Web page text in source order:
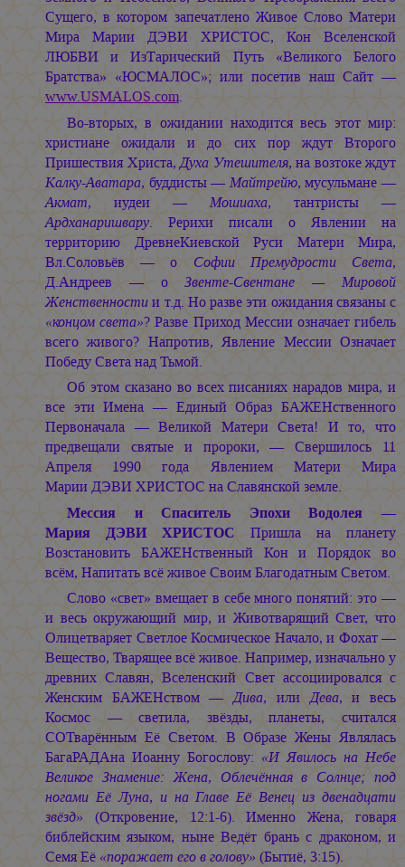
Сущего, в котором запечатлено Живое Слово Матери
Мира Марии ДЭВИ ХРИСТОС, Кон Вселенской
ЛЮБВИ и ИзТарический Путь «Великого Белого
Братства» «ЮСМАЛОС»; или посетив наш Сайт —
www.USMALOS.com.
Во-вторых, в ожидании находится весь этот мир:
христиане ожидали и до сих пор ждут Второго
Пришествия Христа,Духа Утешителя, на возтоке ждут
Калку-Аватара, буддисты — Майтрейю, мусульмане —
Акмат, иудеи —Мошиаха, тантристы —
Ардханаришвару. Рерихи писали о Явлении на
территорию ДревнеКиевской Руси Матери Мира,
Вл.Соловьёв — о Софии Премудрости Света,
Д.Андреев — оЗвенте-Свентане — Мировой
Женственностии т.д. Но разве эти ожидания связаны с
«концом света»? Разве Приход Мессии означает гибель
всего живого? Напротив, Явление Мессии Означает
Победу Света над Тьмой.
Об этом сказано во всех писаниях нарадов мира, и
все эти Имена — Единый Образ БАЖЕНственного
Первоначала — Великой Матери Света! И то, что
предвещали святые и пророки, — Свершилось 11
Апреля 1990 года Явлением Матери Мира
Марии ДЭВИ ХРИСТОС на Славянской земле.
Мессия и Спаситель Эпохи Водолея —
Мария ДЭВИ ХРИСТОС Пришла на планету
Возстановить БАЖЕНственный Кон и Порядок во
всём, Напитать всё живое Своим Благодатным Светом.
Слово «свет» вмещает в себе много понятий: это —
и весь окружающий мир, и Животварящий Свет, что
Олицетваряет Светлое Космическое Начало, и Фохат —
Вещество, Тварящее всё живое. Например, изначально у
древних Славян, Вселенский Свет ассоциировался с
Женским БАЖЕНством —Дива, илиДева, и весь
Космос — светила, звёзды, планеты, считался
СОТварённым Её Светом. В Образе Жены Являлась
БагаРАДАна Иоанну Богослову: «И Явилось на Небе
Великое Знамение: Жена, Облечённая в Солнце; под
ногами Её Луна, и на Главе Её Венец из двенадцати
звёзд» (Откровение, 12:1-6). Именно Жена, говаря
библейским языком, ныне Ведёт брань с драконом, и
Семя Её «поражает его в голову» (Бытиё, 3:15).